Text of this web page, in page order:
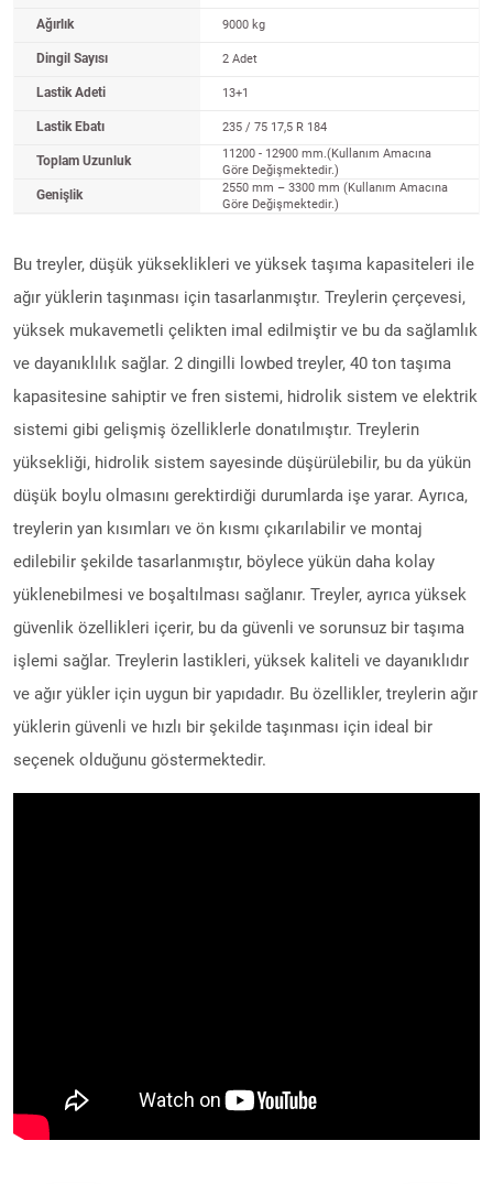
Ağırlık 9000 kg
Dingil Sayısı 2 Adet
Lastik Adeti 13+1
Lastik Ebatı 235 / 75 17,5 R 184
Toplam Uzunluk
11200 - 12900 mm.(Kullanım Amacına
Göre Değişmektedir.)
Genişlik
2550 mm – 3300 mm (Kullanım Amacına
Göre Değişmektedir.)
Bu treyler, düşük yükseklikleri ve yüksek taşıma kapasiteleri ile
ağır yüklerin taşınması için tasarlanmıştır. Treylerin çerçevesi,
yüksek mukavemetli çelikten imal edilmiştir ve bu da sağlamlık
ve dayanıklılık sağlar. 2 dingilli lowbed treyler, 40 ton taşıma
kapasitesine sahiptir ve fren sistemi, hidrolik sistem ve elektrik
sistemi gibi gelişmiş özelliklerle donatılmıştır. Treylerin
yüksekliği, hidrolik sistem sayesinde düşürülebilir, bu da yükün
düşük boylu olmasını gerektirdiği durumlarda işe yarar. Ayrıca,
treylerin yan kısımları ve ön kısmı çıkarılabilir ve montaj
edilebilir şekilde tasarlanmıştır, böylece yükün daha kolay
yüklenebilmesi ve boşaltılması sağlanır. Treyler, ayrıca yüksek
güvenlik özellikleri içerir, bu da güvenli ve sorunsuz bir taşıma
işlemi sağlar. Treylerin lastikleri, yüksek kaliteli ve dayanıklıdır
ve ağır yükler için uygun bir yapıdadır. Bu özellikler, treylerin ağır
yüklerin güvenli ve hızlı bir şekilde taşınması için ideal bir
seçenek olduğunu göstermektedir.